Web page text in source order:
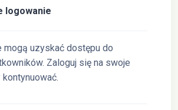
logowanie
mogą uzyskać dostępu do
Zaloguj się na swoje
kontynuować.